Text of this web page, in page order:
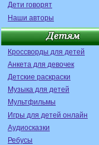
Дети говорят
Наши авторы
Кроссворды для детей
Анкета для девочек
Детские раскраски
Музыка для детей
Мультфильмы
Игры для детей онлайн
Аудиосказки
Ребусы